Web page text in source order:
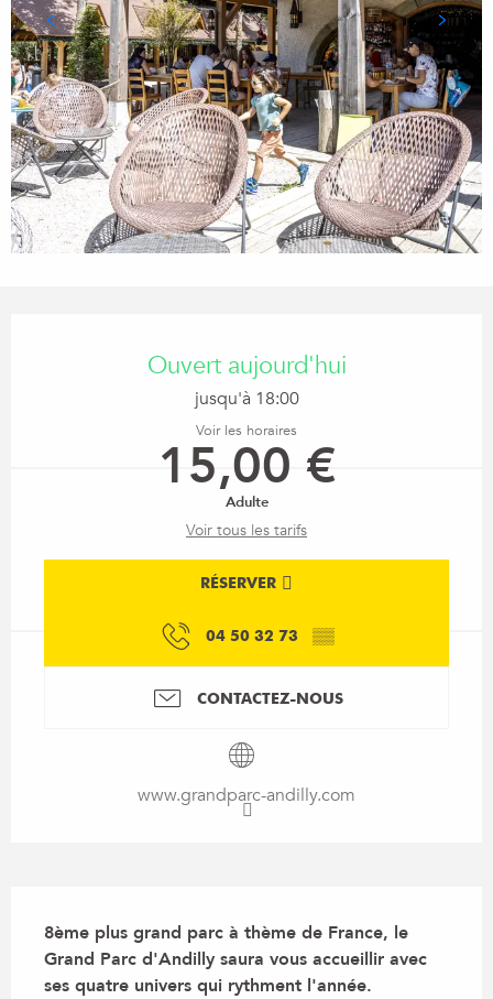
Ouvert aujourd'hui
jusqu'à 18:00
Voir les horaires
15,00 €
Adulte
Voir tous les tarifs
RÉSERVER
04 50 32 73 ▒▒
CONTACTEZ-NOUS
www.grandparc-andilly.com
8ème plus grand parc à thème de France, le
Grand Parc d'Andilly saura vous accueillir avec
ses quatre univers qui rythment l'année.